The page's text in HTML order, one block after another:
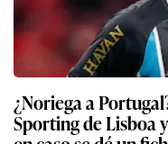
¿Noriega a
Sporting de Lisboa